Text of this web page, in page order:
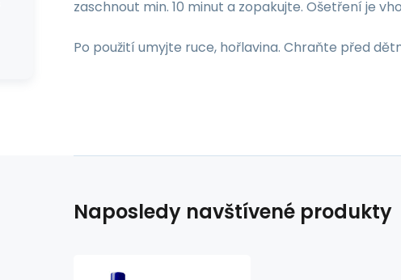
zaschnout min. 10 minut a zopakujte. Ošetření je
Po použití umyjte ruce, hořlavina. Chraňte před
Naposledy navštívené produkty